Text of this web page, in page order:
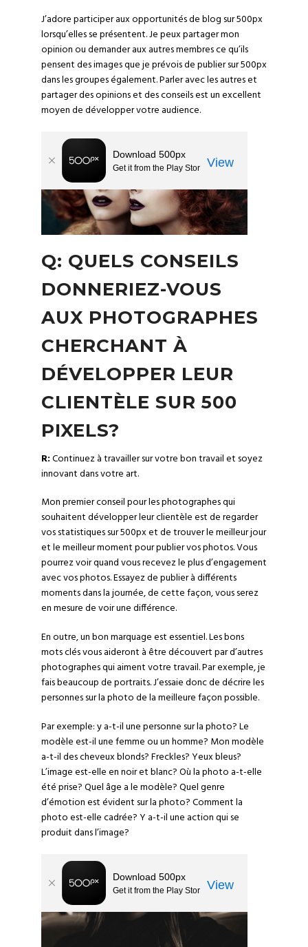
J’adore participer aux opportunités deblog sur 500px
lorsqu’elles se présentent. Je peux partager mon
opinion ou demander aux autres membres ce qu’ils
pensent des images que je prévois de publier sur 500px
dans lesgroupeségalement. Parler avec les autres et
partager des opinions et des conseils est un excellent
moyen de développer votre audience.
Q: QUELS CONSEILS
DONNERIEZ-VOUS
AUX PHOTOGRAPHES
CHERCHANT À
DÉVELOPPER LEUR
CLIENTÈLE SUR 500
PIXELS?
R:Continuez à travailler sur votre bon travail et soyez
innovant dans votre art.
Mon premier conseil pour les photographes qui
souhaitent développer leur clientèle est de regarder
vosstatistiquessur 500px et de trouver le meilleur jour
et le meilleur moment pour publier vos photos. Vous
pourrez voir quand vous recevez le plus d’engagement
avec vos photos. Essayez de publier à différents
moments dans la journée, de cette façon, vous serez
en mesure de voir une différence.
En outre, un bon marquage est essentiel. Lesbons
mots clésvous aideront à être découvert par d’autres
photographes qui aiment votre travail. Par exemple, je
fais beaucoup deportraits. J’essaie donc de décrire les
personnes sur la photo de la meilleure façon possible.
Par exemple: y a-t-il une personne sur la photo? Le
modèle est-il une femme ou un homme? Mon modèle
a-t-il des cheveux blonds? Freckles? Yeux bleus?
L’image est-elle ennoir et blanc? Où la photo a-t-elle
été prise? Quel âge a le modèle? Quel genre
d’émotion est évident sur la photo? Comment la
photo est-elle cadrée? Y a-t-il une action qui se
produit dans l’image?